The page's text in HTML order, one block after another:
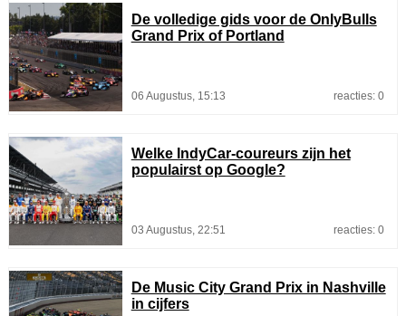
De volledige gids voor de OnlyBulls
Grand Prix of Portland
06 Augustus, 15:13 reacties: 0
Welke IndyCar-coureurs zijn het
populairst op Google?
03 Augustus, 22:51 reacties: 0
De Music City Grand Prix in Nashville
in cijfers